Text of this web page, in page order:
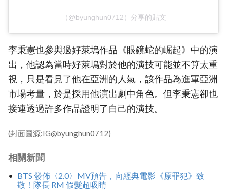
（@byunghun0712）分享的貼文
李秉憲也參與過好萊塢作品《眼鏡蛇的崛起》中的演
出，他認為當時好萊塢對於他的演技可能並不算太重
視，只是看見了他在亞洲的人氣，該作品為進軍亞洲
市場考量，於是採用他演出劇中角色。但李秉憲卻也
接連透過許多作品證明了自己的演技。
(封面圖源:IG@byunghun0712)
相關新聞
BTS 發佈〈2.0〉MV預告，向經典電影《原罪犯》致
敬！隊長 RM 假髮超吸睛